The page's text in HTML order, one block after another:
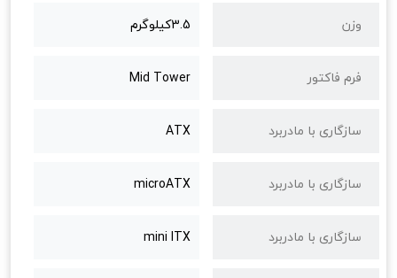
وزن 3.5کیلوگرم
فرم فاکتور Mid Tower
سازگاری با مادربرد ATX
سازگاری با مادربرد microATX
سازگاری با مادربرد mini ITX